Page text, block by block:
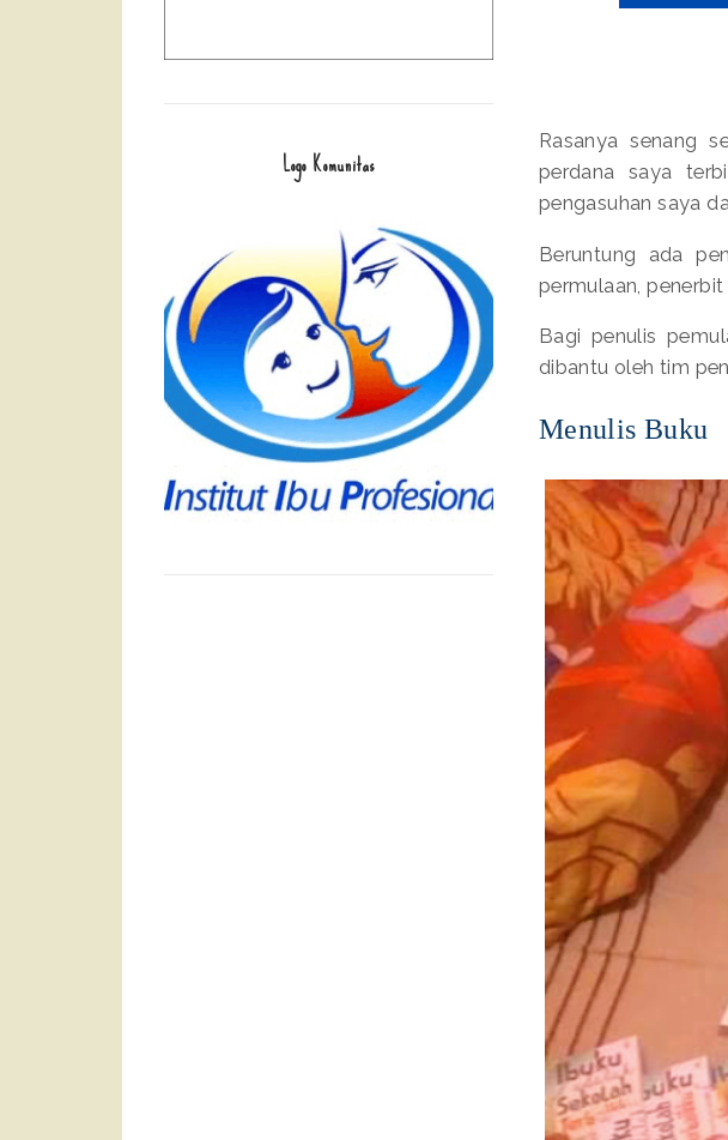
Rasanya senang
perdana saya
pengasuhan saya
Beruntung ada
permulaan,
Bagi penulis
dibantu oleh tim
Menulis Buku
Logo Komunitas